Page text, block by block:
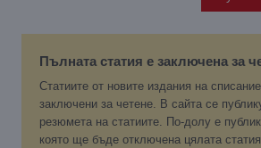
Пълната статия е заключена за
Статиите от новите издания на
заключени за четене. В сайта се
резюмета на статиите. По-долу е
която ще бъде отключена цялата